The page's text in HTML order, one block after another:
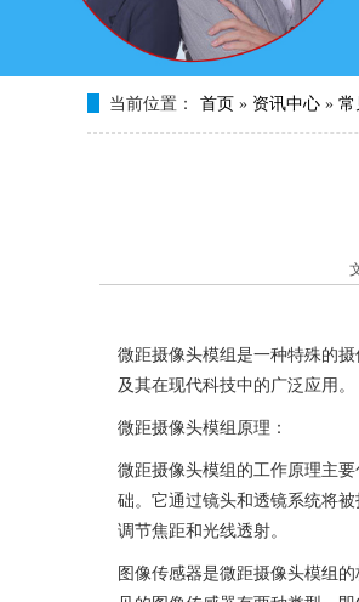
当前位置： 首页 » 资讯中心 » 常
微距摄像头模组是一种特殊的
及其在现代科技中的广泛应用。
微距摄像头模组原理：
微距摄像头模组的工作原理主
础。它通过镜头和透镜系统将
调节焦距和光线透射。
图像传感器是微距摄像头模组